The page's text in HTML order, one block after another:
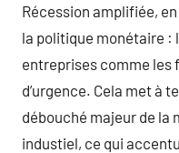
Récession amplifiée,
la politique monétaire :
entreprises comme les
d’urgence. Cela met à
débouché majeur de la
industiel, ce qui